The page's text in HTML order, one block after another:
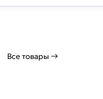
Все товары →